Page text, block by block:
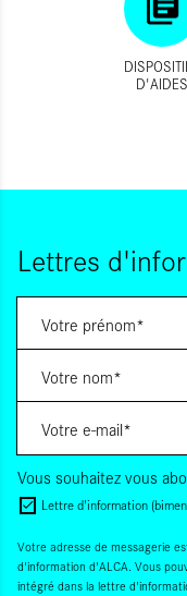
D'AIDES
Lettres
Vous souhaitez vous
Lettre d'information
Votre adresse de messagerie
d'information d'ALCA. Vous
intégré dans la lettre